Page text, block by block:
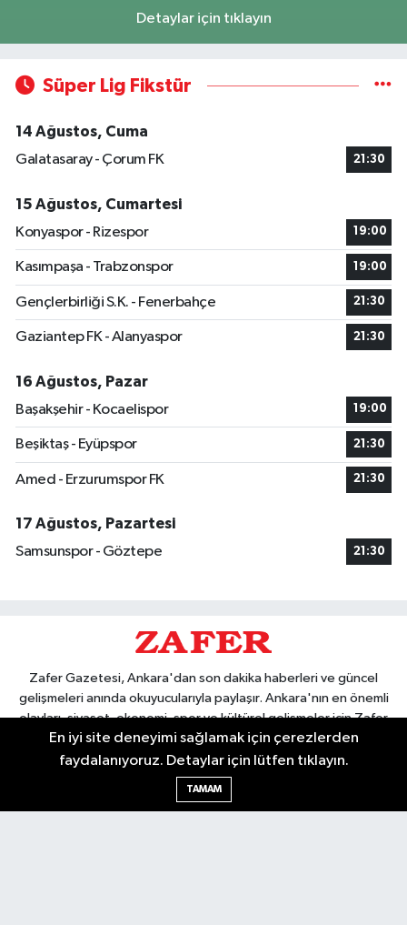
Detaylar için tıklayın
Süper Lig Fikstür
14 Ağustos, Cuma
Galatasaray - Çorum FK
21:30
15 Ağustos, Cumartesi
Konyaspor - Rizespor
19:00
Kasımpaşa - Trabzonspor 19:00
Gençlerbirliği S.K. - Fenerbahçe 21:30
Gaziantep FK - Alanyaspor 21:30
16 Ağustos, Pazar
Başakşehir - Kocaelispor
19:00
Beşiktaş - Eyüpspor 21:30
Amed - Erzurumspor FK 21:30
17 Ağustos, Pazartesi
Samsunspor - Göztepe
21:30
Zafer Gazetesi, Ankara'dan son dakika haberleri ve güncel
gelişmeleri anında okuyucularıyla paylaşır. Ankara'nın en önemli
olayları, siyaset, ekonomi, spor ve kültürel gelişmeler için Zafer
Gazetesi'ni takip edin. Başkentin güvendiği haber kaynağı.
En iyi site deneyimi sağlamak için çerezlerden
faydalanıyoruz. Detaylar için lütfen tıklayın.
TAMAM